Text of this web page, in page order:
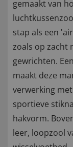
gemaakt van
stap als een
zoals op zacht
gewrichten.
maakt deze
verwerking
sportieve
hakvorm.
leer, loopzool